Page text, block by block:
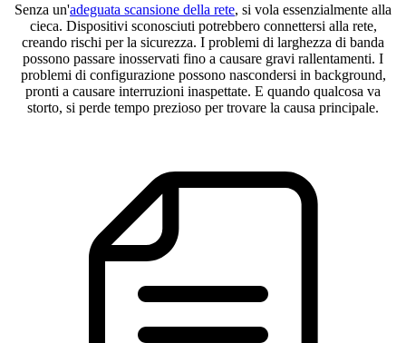
Senza un'adeguata scansione della rete, si vola essenzialmente alla
cieca. Dispositivi sconosciuti potrebbero connettersi alla rete,
creando rischi per la sicurezza. I problemi di larghezza di banda
possono passare inosservati fino a causare gravi rallentamenti. I
problemi di configurazione possono nascondersi in background,
pronti a causare interruzioni inaspettate. E quando qualcosa va
storto, si perde tempo prezioso per trovare la causa principale.